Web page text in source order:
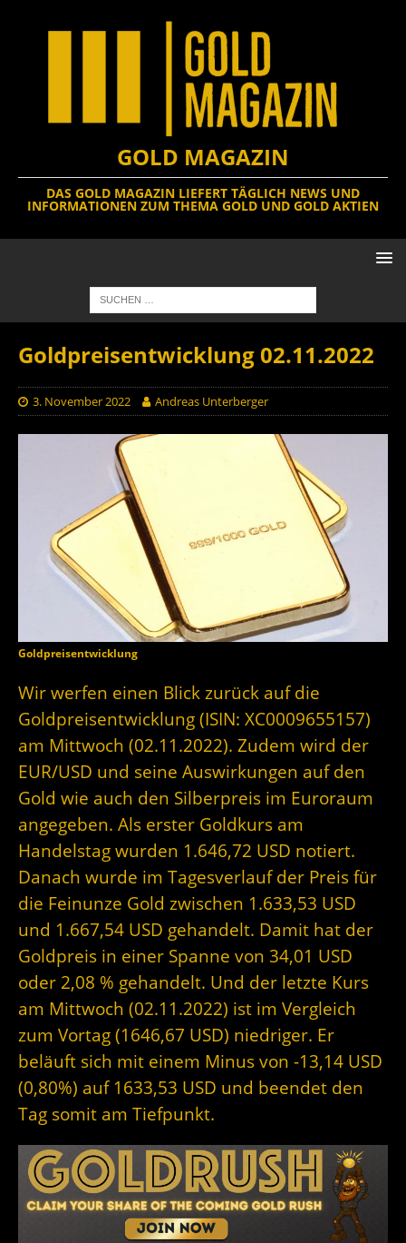
GOLD MAGAZIN
DAS GOLD MAGAZIN LIEFERT TÄGLICH NEWS UND
INFORMATIONEN ZUM THEMA GOLD UND GOLD AKTIEN
Goldpreisentwicklung 02.11.2022
3. November 2022 Andreas Unterberger
Goldpreisentwicklung
Wir werfen einen Blick zurück auf die
Goldpreisentwicklung (ISIN: XC0009655157)
am Mittwoch (02.11.2022). Zudem wird der
EUR/USD und seine Auswirkungen auf den
Gold wie auch den Silberpreis im Euroraum
angegeben. Als erster Goldkurs am
Handelstag wurden 1.646,72 USD notiert.
Danach wurde im Tagesverlauf der Preis für
die Feinunze Gold zwischen 1.633,53 USD
und 1.667,54 USD gehandelt. Damit hat der
Goldpreis in einer Spanne von 34,01 USD
oder 2,08 % gehandelt. Und der letzte Kurs
am Mittwoch (02.11.2022) ist im Vergleich
zum Vortag (1646,67 USD) niedriger. Er
beläuft sich mit einem Minus von -13,14 USD
(0,80%) auf 1633,53 USD und beendet den
Tag somit am Tiefpunkt.